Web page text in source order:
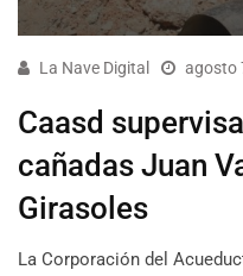
La Nave Digital agosto
Caasd
cañadas Juan
Girasoles
La Corporación del